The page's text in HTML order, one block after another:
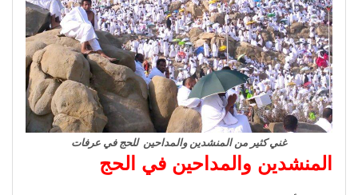
غني كثير من المنشدين والمداحين للحج في عرفات
المنشدين والمداحين في الحج